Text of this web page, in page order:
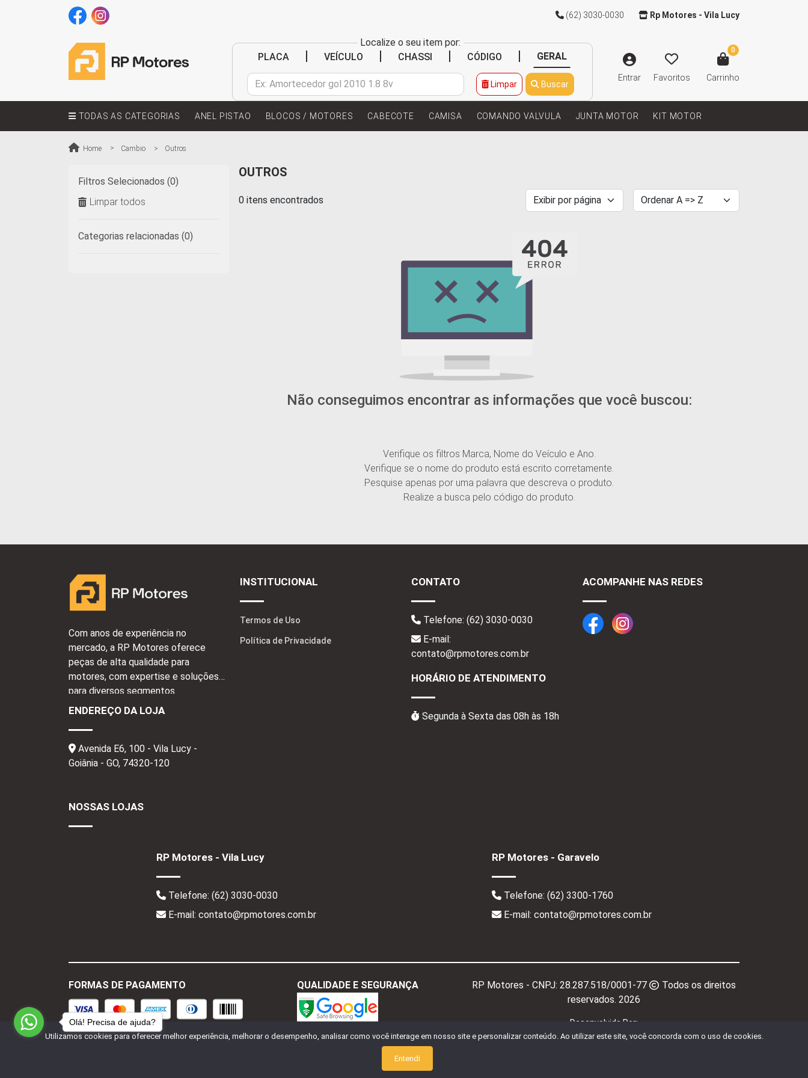
(62) 3030-0030 Rp Motores - Vila Lucy
Localize o seu item por:
PLACA
VEÍCULO CHASSI CÓDIGO GERAL
Limpar Buscar
Entrar Favoritos
0
Carrinho
TODAS AS CATEGORIAS ANEL PISTAO BLOCOS / MOTORES CABECOTE CAMISA COMANDO VALVULA JUNTA MOTOR KIT MOTOR
Home Cambio Outros
Filtros Selecionados (0)
Limpar todos
Categorias relacionadas (0)
OUTROS
0 itens encontrados
Não conseguimos encontrar as informações que você buscou:
Verifique os filtros Marca, Nome do Veículo e Ano.
Verifique se o nome do produto está escrito corretamente.
Pesquise apenas por uma palavra que descreva o produto.
Realize a busca pelo código do produto.
Com anos de experiência no
mercado, a RP Motores oferece
peças de alta qualidade para
motores, com expertise e soluções
para diversos segmentos.
ENDEREÇO DA LOJA
Avenida E6, 100 - Vila Lucy -
Goiânia - GO, 74320-120
INSTITUCIONAL
Termos de Uso
Política de Privacidade
CONTATO
Telefone: (62) 3030-0030
E-mail:
contato@rpmotores.com.br
HORÁRIO DE ATENDIMENTO
Segunda à Sexta das 08h às 18h
ACOMPANHE NAS REDES
NOSSAS LOJAS
RP Motores - Vila Lucy
Telefone: (62) 3030-0030
E-mail: contato@rpmotores.com.br
RP Motores - Garavelo
Telefone: (62) 3300-1760
E-mail: contato@rpmotores.com.br
FORMAS DE PAGAMENTO QUALIDADE E SEGURANÇA RP Motores - CNPJ: 28.287.518/0001-77
Todos os direitos
reservados. 2026
Desenvolvido Por:
Olá! Precisa de ajuda?
Utilizamos cookies para oferecer melhor experiência, melhorar o desempenho, analisar como você interage em nosso site e personalizar conteúdo. Ao utilizar este site, você concorda com o uso de cookies.
Entendi